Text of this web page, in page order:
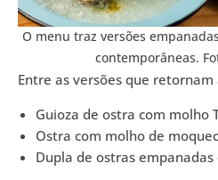
O menu traz versões
contemporâneas.
Entre as versões que
Guioza de ostra com molho
Ostra com molho de
Dupla de ostras